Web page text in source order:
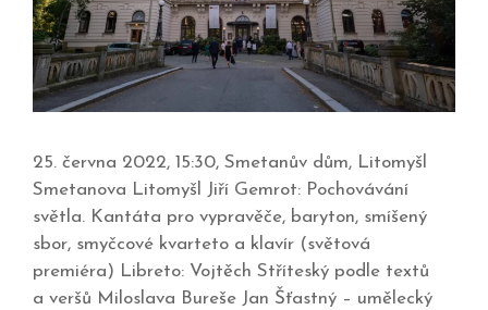
25. června 2022, 15:30, Smetanův dům, Litomyšl
Smetanova Litomyšl Jiří Gemrot: Pochovávání
světla. Kantáta pro vypravěče, baryton, smíšený
sbor, smyčcové kvarteto a klavír (světová
premiéra) Libreto: Vojtěch Stříteský podle textů
a veršů Miloslava Bureše Jan Šťastný – umělecký